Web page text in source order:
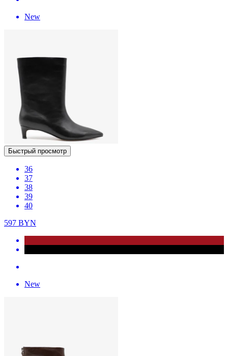
New
Быстрый просмотр
36
37
38
39
40
597 BYN
New